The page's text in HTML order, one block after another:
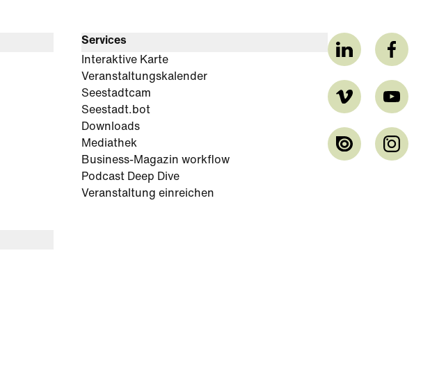
Services
Interaktive Karte
Veranstaltungskalender
Seestadtcam
Seestadt.bot
Downloads
Mediathek
Business-Magazin workflow
Podcast Deep Dive
Veranstaltung einreichen